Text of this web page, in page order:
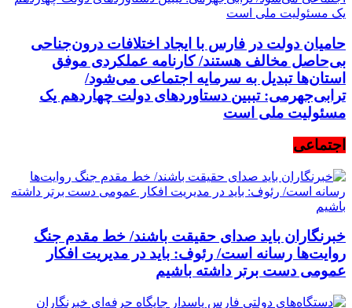
حامیان دولت در فارس با ایجاد اختلافات درون‌جناحی
بی‌حاصل مخالف هستند/ کارنامه عملکردی موفق
استان‌ها تبدیل به سرمایه اجتماعی می‌شود/
ترابی‌جهرمی: تببین دستاوردهای دولت چهاردهم یک
مسئولیت ملی است
اجتماعی
خبرنگاران باید صدای حقیقت باشند/ خط مقدم جنگ
روایت‌ها رسانه است/ رئوف: باید در مدیریت افکار
عمومی دست برتر داشته باشیم